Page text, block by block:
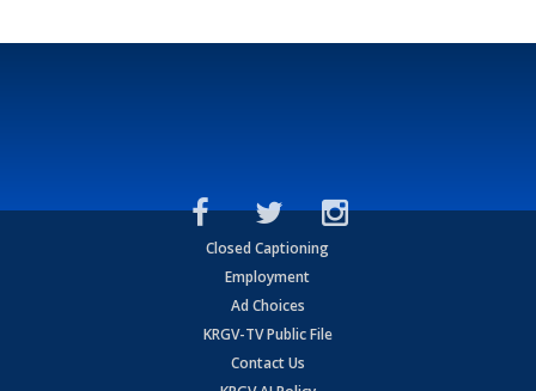
Closed Captioning
Employment
Ad Choices
KRGV-TV Public File
Contact Us